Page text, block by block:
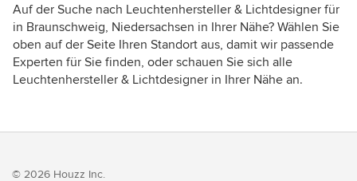
Auf der Suche nach Leuchtenhersteller & Lichtdesigner für
in Braunschweig, Niedersachsen in Ihrer Nähe? Wählen Sie
oben auf der Seite Ihren Standort aus, damit wir passende
Experten für Sie finden, oder schauen Sie sich alle
Leuchtenhersteller & Lichtdesigner in Ihrer Nähe an.
© 2026 Houzz Inc.